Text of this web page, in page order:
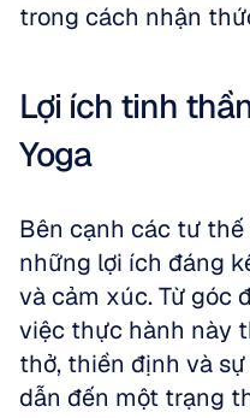
trong cách nhận
Lợi ích tinh
Yoga
Bên cạnh các tư
những lợi ích đáng
và cảm xúc. Từ góc
việc thực hành này
thở, thiền định và
dẫn đến một trạng